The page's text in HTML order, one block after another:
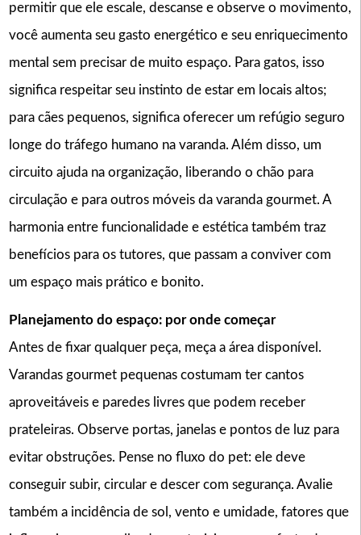
permitir que ele escale, descanse e observe o movimento,
você aumenta seu gasto energético e seu enriquecimento
mental sem precisar de muito espaço. Para gatos, isso
significa respeitar seu instinto de estar em locais altos;
para cães pequenos, significa oferecer um refúgio seguro
longe do tráfego humano na varanda. Além disso, um
circuito ajuda na organização, liberando o chão para
circulação e para outros móveis da varanda gourmet. A
harmonia entre funcionalidade e estética também traz
benefícios para os tutores, que passam a conviver com
um espaço mais prático e bonito.
Planejamento do espaço: por onde começar
Antes de fixar qualquer peça, meça a área disponível.
Varandas gourmet pequenas costumam ter cantos
aproveitáveis e paredes livres que podem receber
prateleiras. Observe portas, janelas e pontos de luz para
evitar obstruções. Pense no fluxo do pet: ele deve
conseguir subir, circular e descer com segurança. Avalie
também a incidência de sol, vento e umidade, fatores que